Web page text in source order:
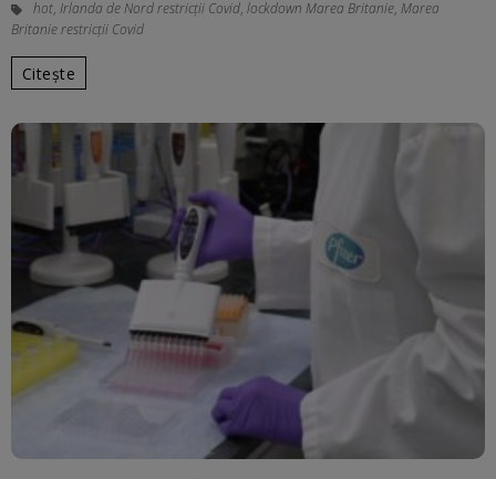
hot, Irlanda de Nord restricții Covid, lockdown Marea Britanie, Marea
Britanie restricții Covid
Citește